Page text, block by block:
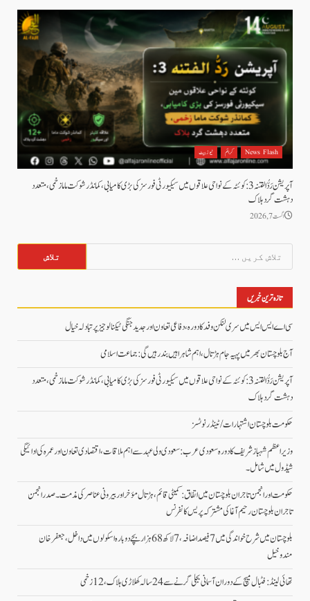
News Flash کرائم نیوز بیٹ
آپریشن رَدُّ الفتنہ 3: کوئٹہ کے نواحی علاقوں میں سیکیورٹی فورسز کی بڑی کامیابی، کمانڈر شوکت ماما زخمی، متعدد
دہشت گرد ہلاک
اگست 7, 2026
کریں
برائے:
تازہ ترین خبریں
سی اے ایس ایس میں سری لنکن وفد کا دورہ، دفاعی تعاون اور جدید جنگی ٹیکنالوجیز پر تبادلہ خیال
آج بلوچستان بھر میں پہیہ جام ہڑتال، اہم شاہراہیں بند رہیں گی: جماعت اسلامی
آپریشن رَدُّ الفتنہ 3: کوئٹہ کے نواحی علاقوں میں سیکیورٹی فورسز کی بڑی کامیابی، کمانڈر شوکت ماما زخمی، متعدد
دہشت گرد ہلاک
حکومت بلوچستان اشتہارات/ ٹینڈر نوٹسز
وزیراعظم شہباز شریف کا دورہ سعودی عرب: سعودی ولی عہد سے اہم ملاقات، اقتصادی تعاون اور عمرہ کی ادائیگی
شیڈول میں شامل۔
حکومت اور انجمن تاجران بلوچستان میں اتفاق: کمیٹی قائم، ہڑتال مؤخر اور بیرونی عناصر کی مذمت۔ صدر انجمن
تاجران بلوچستان رحیم آغا کی مشترکہ پریس کانفرنس
بلوچستان میں شرح خواندگی میں 7 فیصد اضافہ، 7 لاکھ 68 ہزار بچے دوبارہ اسکولوں میں داخل،جعفرخان
مندوخیل
تھائی لینڈ: فٹبال میچ کے دوران آسمانی بجلی گرنے سے 24 سالہ کھلاڑی ہلاک، 12 زخمی